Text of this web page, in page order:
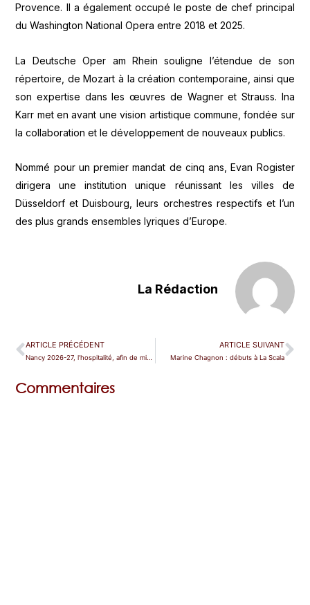
Provence. Il a également occupé le poste de chef principal
du Washington National Opera entre 2018 et 2025.
La Deutsche Oper am Rhein souligne l’étendue de son
répertoire, de Mozart à la création contemporaine, ainsi que
son expertise dans les œuvres de Wagner et Strauss. Ina
Karr met en avant une vision artistique commune, fondée sur
la collaboration et le développement de nouveaux publics.
Nommé pour un premier mandat de cinq ans, Evan Rogister
dirigera une institution unique réunissant les villes de
Düsseldorf et Duisbourg, leurs orchestres respectifs et l’un
des plus grands ensembles lyriques d’Europe.
La Rédaction
ARTICLE PRÉCÉDENT ARTICLE SUIVANT
Marine Chagnon : débuts à La Scala
Commentaires